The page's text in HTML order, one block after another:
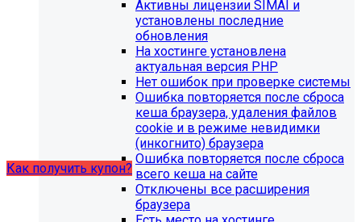
В связи с новыми требованиями Приказа 1493
Рособнадзора нами были внесены изменения в
поставку готовых решений для образовательных
Теперь в сборку готовых решений для образовательных
организаций входит модуль SIMAI-SF4: Сведения об
образовательной организации (simai.sveden). Для
корректной работы модуля необходимо активировать
Как получить купон?
Что делать, если на хостинге не
Активны лицензии SIMAI и
установлены последние
обновления
На хостинге установлена
актуальная версия PHP
Нет ошибок при проверке системы
Ошибка повторяется после сброса
кеша браузера, удаления файлов
cookie и в режиме невидимки
(инкогнито) браузера
Ошибка повторяется после сброса
всего кеша на сайте
Отключены все расширения
браузера